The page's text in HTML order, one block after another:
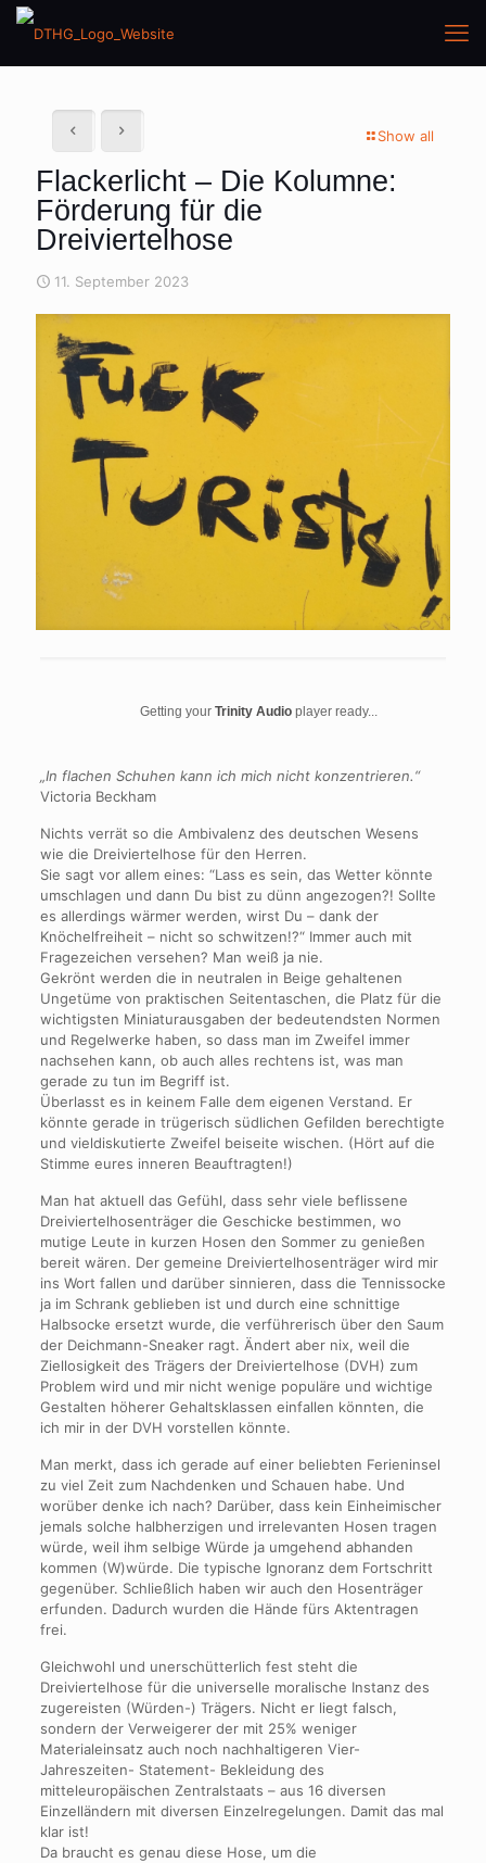
Show all
Flackerlicht – Die Kolumne:
Förderung für die
Dreiviertelhose
11. September 2023
Getting your Trinity Audioplayer ready...
„In flachen Schuhen kann ich mich nicht konzentrieren.“
Victoria Beckham
Nichts verrät so die Ambivalenz des deutschen Wesens
wie die Dreiviertelhose für den Herren.
Sie sagt vor allem eines: “Lass es sein, das Wetter könnte
umschlagen und dann Du bist zu dünn angezogen?! Sollte
es allerdings wärmer werden, wirst Du – dank der
Knöchelfreiheit – nicht so schwitzen!?“ Immer auch mit
Fragezeichen versehen? Man weiß ja nie.
Gekrönt werden die in neutralen in Beige gehaltenen
Ungetüme von praktischen Seitentaschen, die Platz für die
wichtigsten Miniaturausgaben der bedeutendsten Normen
und Regelwerke haben, so dass man im Zweifel immer
nachsehen kann, ob auch alles rechtens ist, was man
gerade zu tun im Begriff ist.
Überlasst es in keinem Falle dem eigenen Verstand. Er
könnte gerade in trügerisch südlichen Gefilden berechtigte
und vieldiskutierte Zweifel beiseite wischen. (Hört auf die
Stimme eures inneren Beauftragten!)
Man hat aktuell das Gefühl, dass sehr viele beflissene
Dreiviertelhosenträger die Geschicke bestimmen, wo
mutige Leute in kurzen Hosen den Sommer zu genießen
bereit wären. Der gemeine Dreiviertelhosenträger wird mir
ins Wort fallen und darüber sinnieren, dass die Tennissocke
ja im Schrank geblieben ist und durch eine schnittige
Halbsocke ersetzt wurde, die verführerisch über den Saum
der Deichmann-Sneaker ragt. Ändert aber nix, weil die
Ziellosigkeit des Trägers der Dreiviertelhose (DVH) zum
Problem wird und mir nicht wenige populäre und wichtige
Gestalten höherer Gehaltsklassen einfallen könnten, die
ich mir in der DVH vorstellen könnte.
Man merkt, dass ich gerade auf einer beliebten Ferieninsel
zu viel Zeit zum Nachdenken und Schauen habe. Und
worüber denke ich nach? Darüber, dass kein Einheimischer
jemals solche halbherzigen und irrelevanten Hosen tragen
würde, weil ihm selbige Würde ja umgehend abhanden
kommen (W)würde. Die typische Ignoranz dem Fortschritt
gegenüber. Schließlich haben wir auch den Hosenträger
erfunden. Dadurch wurden die Hände fürs Aktentragen
frei.
Gleichwohl und unerschütterlich fest steht die
Dreiviertelhose für die universelle moralische Instanz des
zugereisten (Würden-) Trägers. Nicht er liegt falsch,
sondern der Verweigerer der mit 25% weniger
Materialeinsatz auch noch nachhaltigeren Vier-
Jahreszeiten- Statement- Bekleidung des
mitteleuropäischen Zentralstaats – aus 16 diversen
Einzelländern mit diversen Einzelregelungen. Damit das mal
klar ist!
Da braucht es genau diese Hose, um die